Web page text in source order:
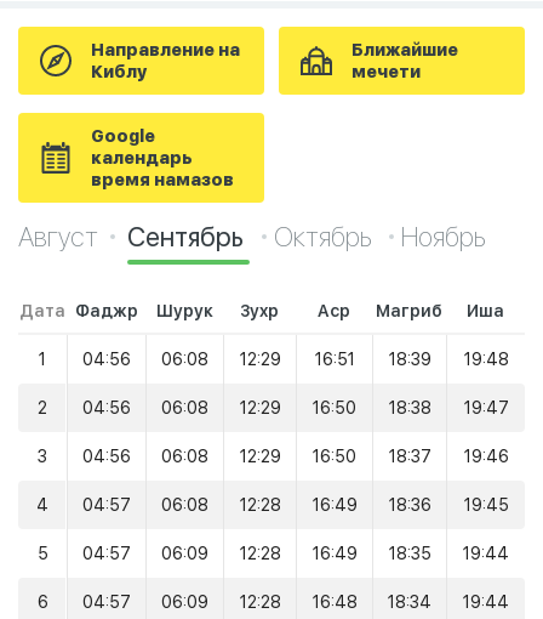
Направление на
Киблу
Ближайшие
мечети
Google
календарь
время намазов
Август Сентябрь Октябрь Ноябрь
Дата Фаджр Шурук Зухр Аср Магриб Иша
1 04:56 06:08 12:29 16:51 18:39 19:48
2 04:56 06:08 12:29 16:50 18:38 19:47
3 04:56 06:08 12:29 16:50 18:37 19:46
4 04:57 06:08 12:28 16:49 18:36 19:45
5 04:57 06:09 12:28 16:49 18:35 19:44
6 04:57 06:09 12:28 16:48 18:34 19:44